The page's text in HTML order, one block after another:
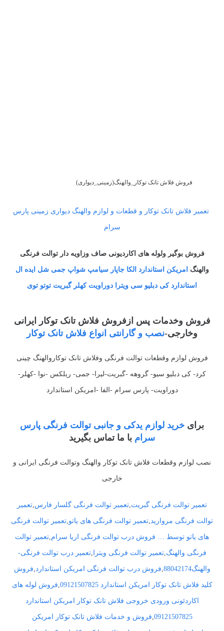
فروش فلاش تانک توکار_والهنگ(زمینی_دیواری)
تعمیر فلاش تانک توکار و قطعات و لوازم والهنگ دیواری زمینی پارس
سرام
فروش بوگیر ولوله های اکاردیونی صاف وزاویه دار توالت فرنگی
والهنگ امریکن استاندارد الکا جاپار سیامپ شواپ جمی شل ایده ال
استاندارد کی دبلیو سی ویترا دوراویت کهلر گبریت توتو توی
فروش وخدمات پس ازفروش فلاش تانک توکار ایرانی
وخارجی-نصب و گارانتی انواع فلاش تانک توکار
فروش لوازم وقطعات توالت فرنگی وفلاش تانک توکاروالهنگ چینی
کرد- کی دبلیو سیو- گروهه -گبریت-لیرا- جمی- ریلکس -نوا -کهلر-
دوراویت- پارس سرام -الفا -امریکن استاندارد
برای خرید لوازم یدکی و جانبی توالت فرنگی پارس
سرام با ما تماس بگیرید
نصب لوازم وقطعات فلاش تانک توکار والهنگ وتوالت فرنگی ایرانی و
خارجی
تعمیر توالت فرنگی گبریت,تعمیر توالت فرنگی گلسار فارس,تعمیر
توالت فرنگی مروارید,تعمیر توالت فرنگی های یاتو,تعمیر توالت فرنگی
های یاتو توسط … فروش درب توالت فرنگی اریا سرام,تعمیر توالت
فرنگی والهنگ,تعمیر توالت فرنگی ویترا ,تعمیر درب توالت فرنگی-
والهنگ88042174 ,فروش درب توالت فرنگی امریکن استاندارد,فروش
کلید فلاش تانک توکار امریکن استاندارد 09121507825 ,فروش لوله های
اکاردئونی ورودی خروجی فلاش تانک توکار امریکن استاندارد
09121507825
,فروش و خدمات فلاش تانک توکار امریکن